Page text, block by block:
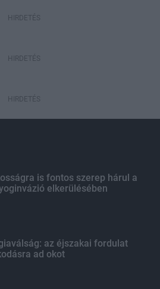
HIRDETÉS
HIRDETÉS
HIRDETÉS
is fontos szerep hárul a
elkerülésében
az éjszakai fordulat
ad okot